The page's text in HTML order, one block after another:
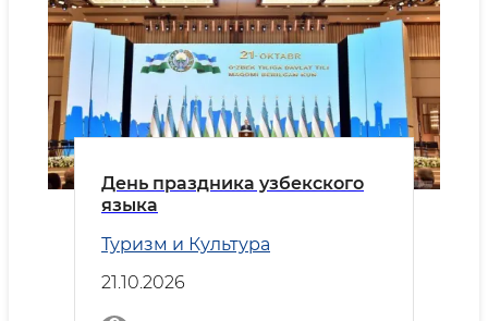
День праздника узбекского
языка
Туризм и Культура
21.10.2026